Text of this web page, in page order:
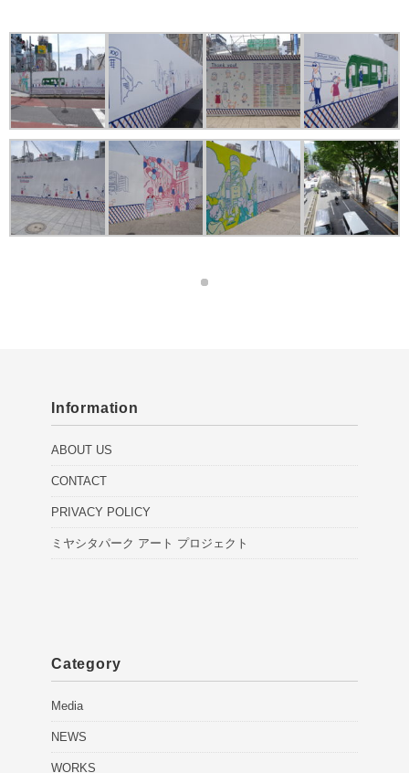
Information
ABOUT US
CONTACT
PRIVACY POLICY
ミヤシタパーク アート プロジェクト
Category
Media
NEWS
WORKS